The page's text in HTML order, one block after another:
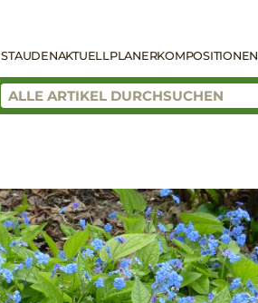
STAUDENAKTUELLPLANERKOMPOSITIONEN